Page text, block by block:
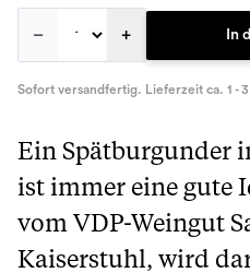
– + In
Sofort versandfertig. Lieferzeit ca. 1 -
Ein Spätburgunder
ist immer eine gute
vom VDP-Weingut
Kaiserstuhl, wird